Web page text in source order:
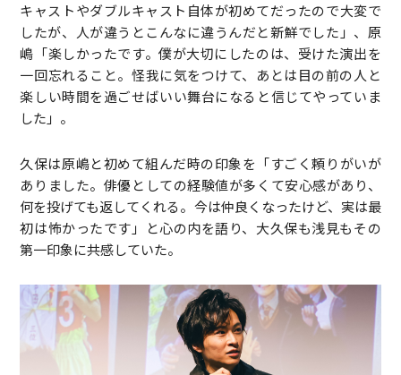
キャストやダブルキャスト自体が初めてだったので大変で
したが、人が違うとこんなに違うんだと新鮮でした」、原
嶋「楽しかったです。僕が大切にしたのは、受けた演出を
一回忘れること。怪我に気をつけて、あとは目の前の人と
楽しい時間を過ごせばいい舞台になると信じてやっていま
した」。
久保は原嶋と初めて組んだ時の印象を「すごく頼りがいが
ありました。俳優としての経験値が多くて安心感があり、
何を投げても返してくれる。今は仲良くなったけど、実は最
初は怖かったです」と心の内を語り、大久保も浅見もその
第一印象に共感していた。